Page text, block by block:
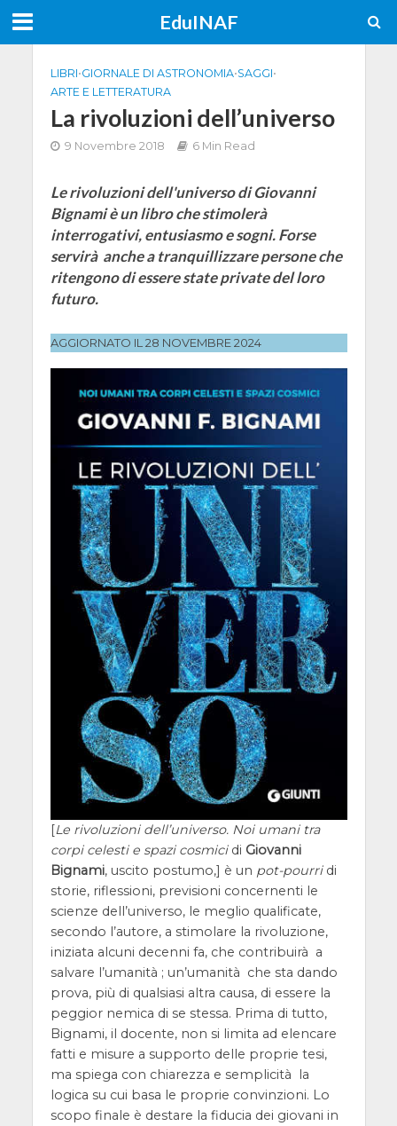
EduINAF
LIBRI•GIORNALE DI ASTRONOMIA•SAGGI•
ARTE E LETTERATURA
La rivoluzioni dell’universo
9 Novembre 2018 6 Min Read
Le rivoluzioni dell'universo di Giovanni
Bignami è un libro che stimolerà
interrogativi, entusiasmo e sogni. Forse
servirà anche a tranquillizzare persone che
ritengono di essere state private del loro
futuro.
AGGIORNATO IL 28 NOVEMBRE 2024
[Le rivoluzioni dell’universo. Noi umani tra
corpi celesti e spazi cosmicidi Giovanni
Bignami, uscito postumo,] è un pot-pourridi
storie, riflessioni, previsioni concernenti le
scienze dell’universo, le meglio qualificate,
secondo l’autore, a stimolare la rivoluzione,
iniziata alcuni decenni fa, che contribuirà a
salvare l’umanità ; un’umanità che sta dando
prova, più di qualsiasi altra causa, di essere la
peggior nemica di se stessa. Prima di tutto,
Bignami, il docente, non si limita ad elencare
fatti e misure a supporto delle proprie tesi,
ma spiega con chiarezza e semplicità la
logica su cui basa le proprie convinzioni. Lo
scopo finale è destare la fiducia dei giovani in